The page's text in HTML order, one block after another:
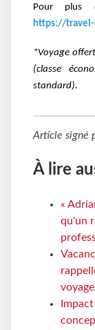
Pour plus
https://
*Voyage
(classe
standard).
Article signé
À lire
«
qu'un